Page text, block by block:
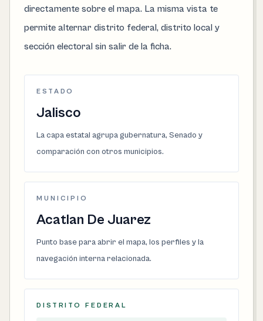
directamente sobre el mapa. La misma vista te
permite alternar distrito federal, distrito local y
sección electoral sin salir de la ficha.
ESTADO
Jalisco
La capa estatal agrupa gubernatura, Senado y
comparación con otros municipios.
MUNICIPIO
Acatlan De Juarez
Punto base para abrir el mapa, los perfiles y la
navegación interna relacionada.
DISTRITO FEDERAL